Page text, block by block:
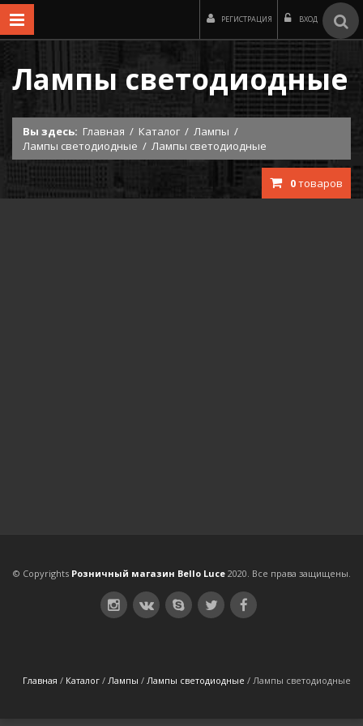
РЕГИСТРАЦИЯ ВХОД
Лампы светодиодные
Вы здесь: Главная / Каталог / Лампы /
Лампы светодиодные / Лампы светодиодные
0товаров
© Copyrights Розничный магазин Bello Luce2020. Все права защищены.
Главная / Каталог / Лампы / Лампы светодиодные / Лампы светодиодные